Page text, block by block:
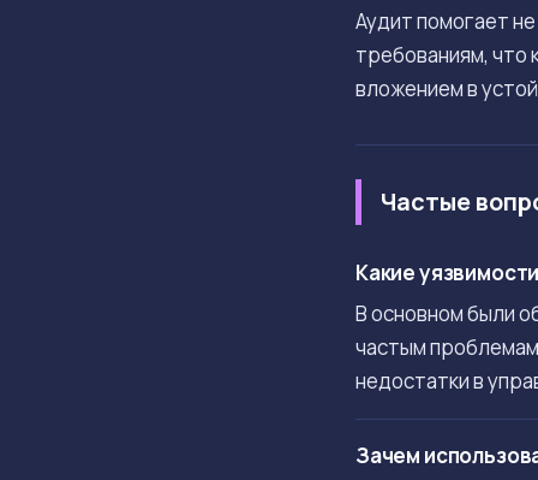
Аудит помогает
требованиям, что
вложением в
Частые
Какие
В основном были
частым
недостатки в
Зачем